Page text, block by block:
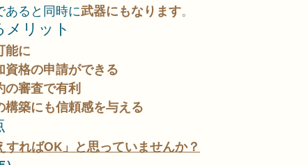
あると同時に武器にもなります。
メリット
能に
資格の申請ができる
審査で有利
構築にも信頼感を与える
すればOK」と思っていませんか？